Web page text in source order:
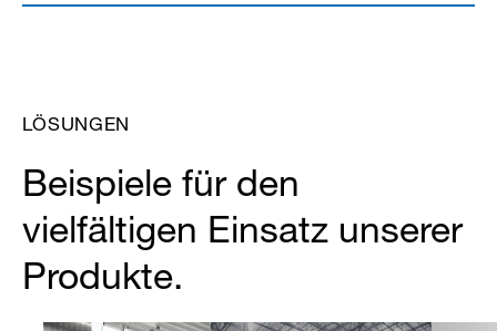
LÖSUNGEN
Beispiele für den
vielfältigen Einsatz unserer
Produkte.